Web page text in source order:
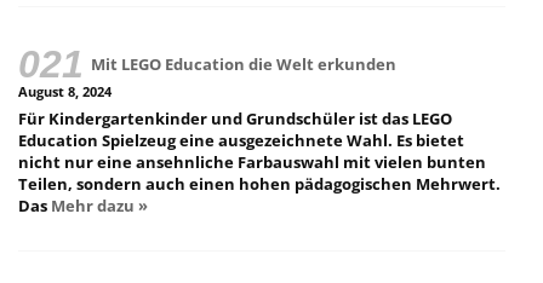
Mit LEGO Education die Welt erkunden
August 8, 2024
Für Kindergartenkinder und Grundschüler ist das LEGO
Education Spielzeug eine ausgezeichnete Wahl. Es bietet
nicht nur eine ansehnliche Farbauswahl mit vielen bunten
Teilen, sondern auch einen hohen pädagogischen Mehrwert.
Das Mehr dazu »